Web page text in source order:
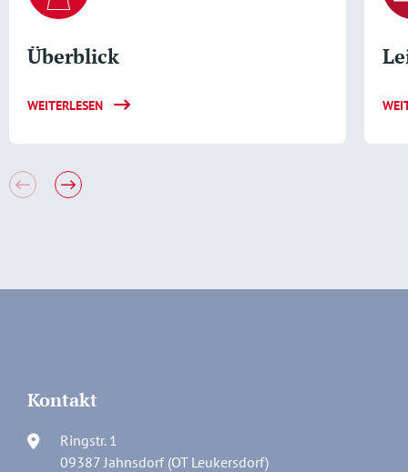
Überblick
WEITERLESEN
Kontakt
Ringstr. 1
09387 Jahnsdorf (OT Leukersdorf)